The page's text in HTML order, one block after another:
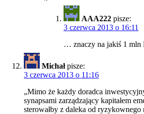
AAA222 pisze:
3 czerwca 2013 o 16:11
… znaczy na jakiś 1 mln
Michał pisze:
3 czerwca 2013 o 11:16
„Mimo że każdy doradca
synapsami zarządzający kapitałem
sterowałby z daleka od ryzykownego